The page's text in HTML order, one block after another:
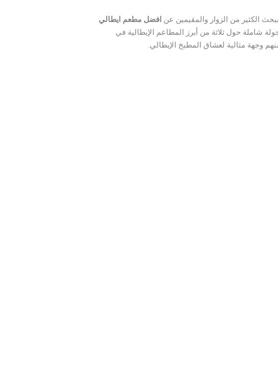
الكثير من الزوار والمقيمين عن افضل مطعم ايطالي
شاملة حول ثلاثة من أبرز المطاعم الإيطالية في
وجهة مثالية لعشاق المطبخ الإيطالي.